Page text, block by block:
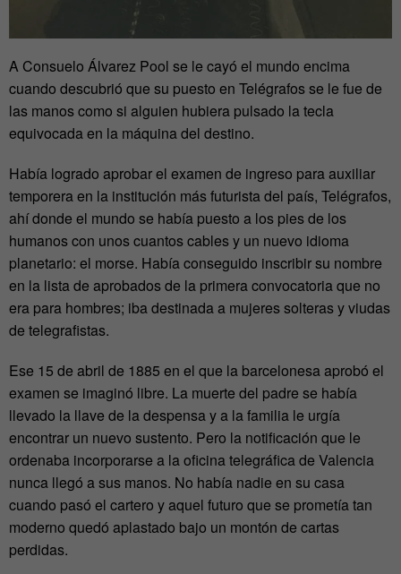
A Consuelo Álvarez Pool se le cayó el mundo encima
cuando descubrió que su puesto en Telégrafos se le fue de
las manos como si alguien hubiera pulsado la tecla
equivocada en la máquina del destino.
Había logrado aprobar el examen de ingreso para auxiliar
temporera en la institución más futurista del país, Telégrafos,
ahí donde el mundo se había puesto a los pies de los
humanos con unos cuantos cables y un nuevo idioma
planetario: el morse. Había conseguido inscribir su nombre
en la lista de aprobados de la primera convocatoria que no
era para hombres; iba destinada a mujeres solteras y viudas
de telegrafistas.
Ese 15 de abril de 1885 en el que la barcelonesa aprobó el
examen se imaginó libre. La muerte del padre se había
llevado la llave de la despensa y a la familia le urgía
encontrar un nuevo sustento. Pero la notificación que le
ordenaba incorporarse a la oficina telegráfica de Valencia
nunca llegó a sus manos. No había nadie en su casa
cuando pasó el cartero y aquel futuro que se prometía tan
moderno quedó aplastado bajo un montón de cartas
perdidas.